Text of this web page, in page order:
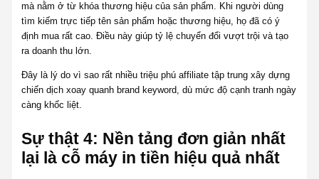
mà nằm ở từ khóa thương hiệu của sản phẩm. Khi người dùng
tìm kiếm trực tiếp tên sản phẩm hoặc thương hiệu, họ đã có ý
định mua rất cao. Điều này giúp tỷ lệ chuyển đổi vượt trội và tạo
ra doanh thu lớn.
Đây là lý do vì sao rất nhiều triệu phú affiliate tập trung xây dựng
chiến dịch xoay quanh brand keyword, dù mức độ cạnh tranh ngày
càng khốc liệt.
Sự thật 4: Nền tảng đơn giản nhất
lại là cỗ máy in tiền hiệu quả nhất